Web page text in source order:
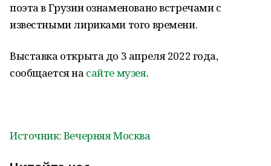
поэта в Грузии ознаменовано встречами с
известными лириками того времени.
Выставка открыта до 3 апреля 2022 года,
сообщается на сайте музея.
Источник: Вечерняя Москва